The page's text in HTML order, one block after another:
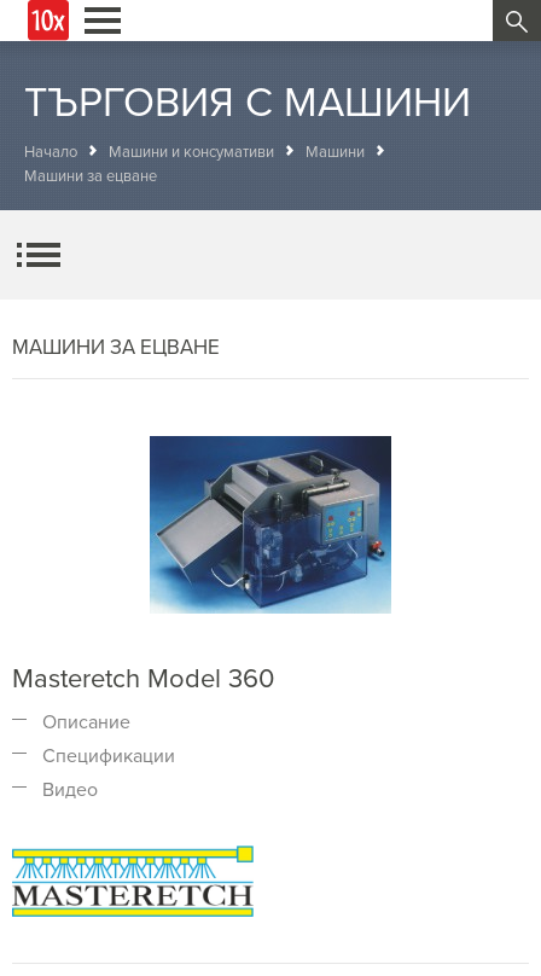
ТЪРГОВИЯ С МАШИНИ
Начало Машини и консумативи
Машини
Машини за ецване
МАШИНИ ЗА ЕЦВАНЕ
Masteretch Model 360
Описание
Спецификации
Видео